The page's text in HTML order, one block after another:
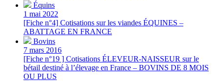
Équins
1 mai 2022
[Fiche n°4] Cotisations sur les viandes ÉQUINES –
ABATTAGE EN FRANCE
Bovins
7 mars 2016
[Fiche n°19 ] Cotisations ÉLEVEUR-NAISSEUR sur le
bétail destiné à l’élevage en France – BOVINS DE 8 MOIS
OU PLUS